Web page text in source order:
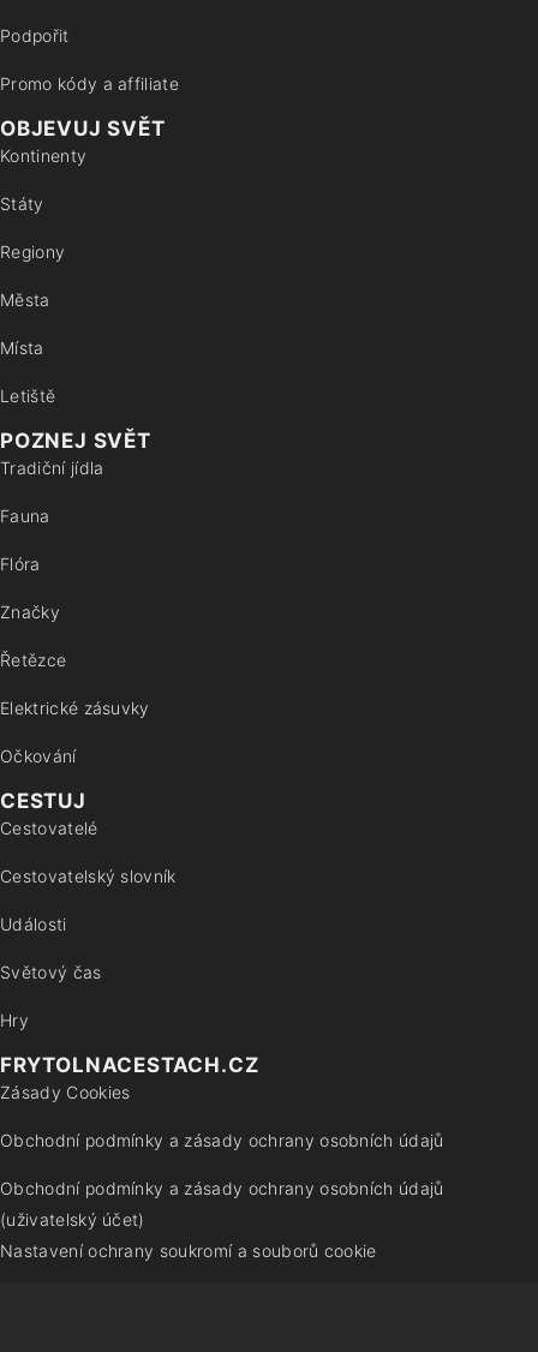
Podpořit
Promo kódy a affiliate
OBJEVUJ SVĚT
Kontinenty
Státy
Regiony
Města
Místa
Letiště
POZNEJ SVĚT
Tradiční jídla
Fauna
Flóra
Značky
Řetězce
Elektrické zásuvky
Očkování
CESTUJ
Cestovatelé
Cestovatelský slovník
Události
Světový čas
Hry
FRYTOLNACESTACH.CZ
Zásady Cookies
Obchodní podmínky a zásady ochrany osobních údajů
Obchodní podmínky a zásady ochrany osobních údajů
(uživatelský účet)
Nastavení ochrany soukromí a souborů cookie